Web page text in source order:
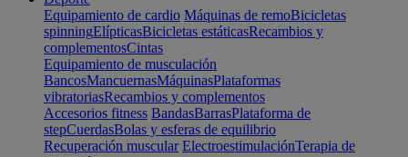
Equipamiento de cardio Máquinas de remoBicicletas
spinningElípticasBicicletas estáticasRecambios y
complementosCintas
Equipamiento de musculación
BancosMancuernasMáquinasPlataformas
vibratoriasRecambios y complementos
Accesorios fitness BandasBarrasPlataforma de
stepCuerdasBolas y esferas de equilibrio
Recuperación muscular ElectroestimulaciónTerapia de